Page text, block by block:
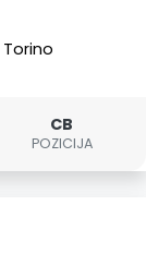
Torino
CB
POZICIJA